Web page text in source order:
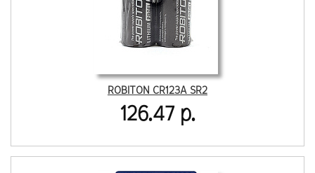
ROBITON CR123A SR2
126.47 р.